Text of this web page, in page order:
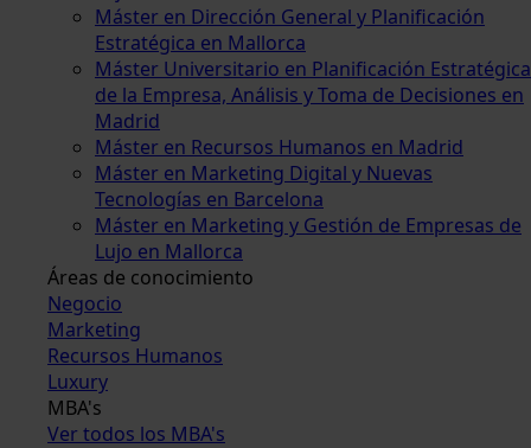
Máster en Dirección General y Planificación
Estratégica en Mallorca
Máster Universitario en Planificación Estratégica
de la Empresa, Análisis y Toma de Decisiones en
Madrid
Máster en Recursos Humanos en Madrid
Máster en Marketing Digital y Nuevas
Tecnologías en Barcelona
Máster en Marketing y Gestión de Empresas de
Lujo en Mallorca
Áreas de conocimiento
Negocio
Marketing
Recursos Humanos
Luxury
MBA's
Ver todos los MBA's